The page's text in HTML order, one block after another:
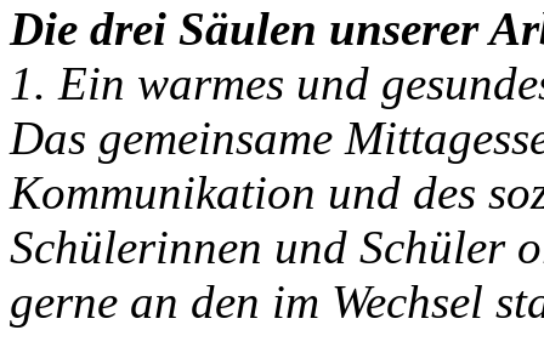
Die drei Säulen unserer
1. Ein warmes und
Das gemeinsame
Kommunikation und des
Schülerinnen und Schüler
gerne an den im Wechsel